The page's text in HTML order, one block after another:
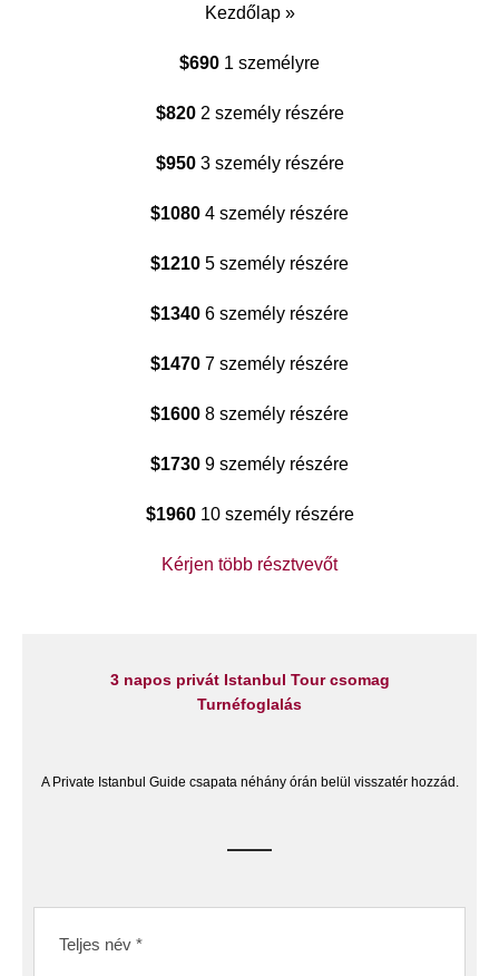
Kezdőlap »
$690 1 személyre
$8202 személy részére
$9503 személy részére
$1080 4 személy részére
$1210 5 személy részére
$1340 6 személy részére
$1470 7 személy részére
$1600 8 személy részére
$1730 9 személy részére
$196010 személy részére
Kérjen több résztvevőt
3 napos privát Istanbul Tour csomag
Turnéfoglalás
A Private Istanbul Guide csapata néhány órán belül visszatér hozzád.